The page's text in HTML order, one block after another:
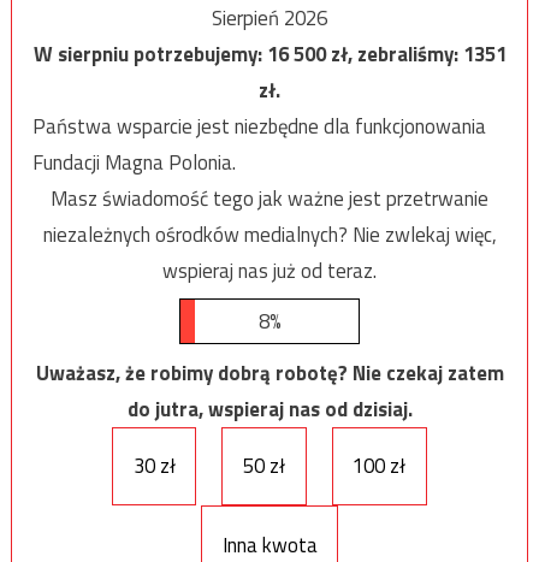
Sierpień 2026
W sierpniu potrzebujemy:16 500zł, zebraliśmy:1351
zł.
Państwa wsparcie jest niezbędne dla funkcjonowania
Fundacji Magna Polonia.
Masz świadomość tego jak ważne jest przetrwanie
niezależnych ośrodków medialnych? Nie zwlekaj więc,
wspieraj nas już od teraz.
8%
Uważasz, że robimy dobrą robotę? Nie czekaj zatem
do jutra, wspieraj nas od dzisiaj.
30 zł
50 zł 100 zł
Inna kwota